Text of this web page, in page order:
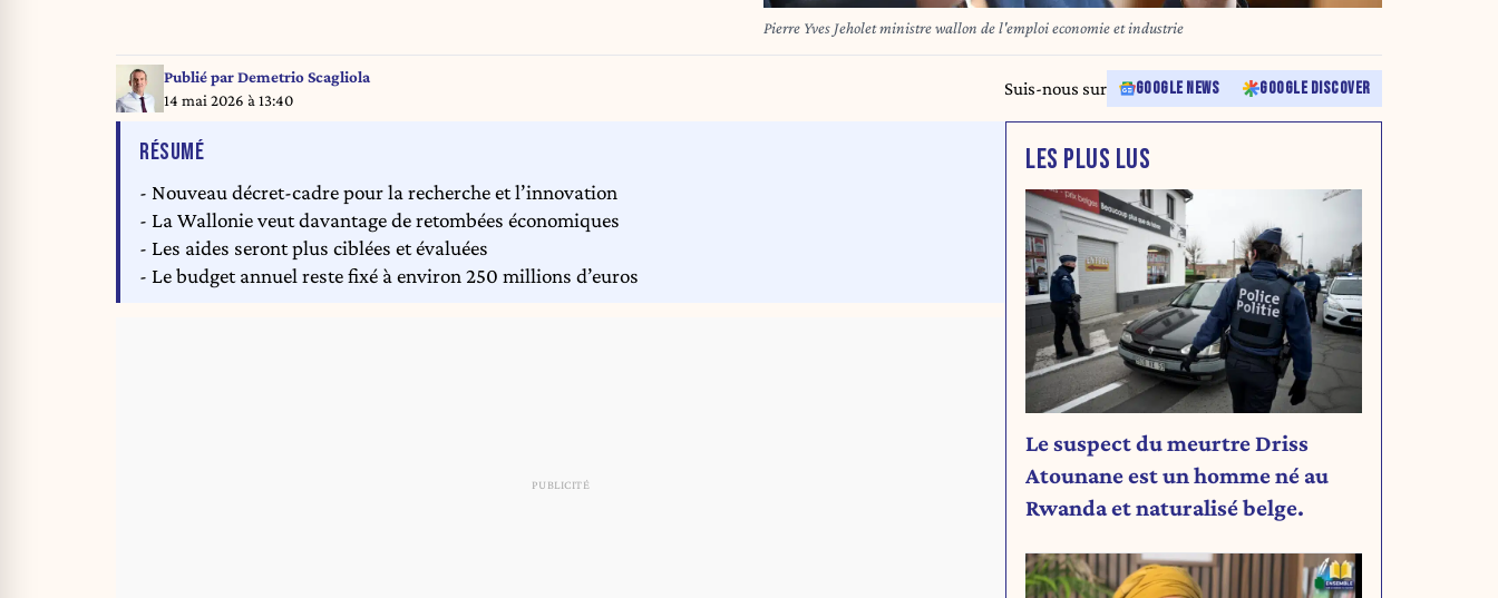
Pierre Yves Jeholet ministre wallon de l'emploi economie et industrie
Publié parDemetrio Scagliola
14 mai 2026 à 13:40
Suis-nous sur GOOGLE NEWS GOOGLE DISCOVER
RÉSUMÉDE L'ARTICLE
- Nouveau décret-cadre pour la recherche et l’innovation
- La Wallonie veut davantage de retombées économiques
- Les aides seront plus ciblées et évaluées
- Le budget annuel reste fixé à environ 250 millions d’euros
LES PLUS LUS
Le suspect du meurtre Driss
Atounane est un homme né au
Rwanda et naturalisé belge.